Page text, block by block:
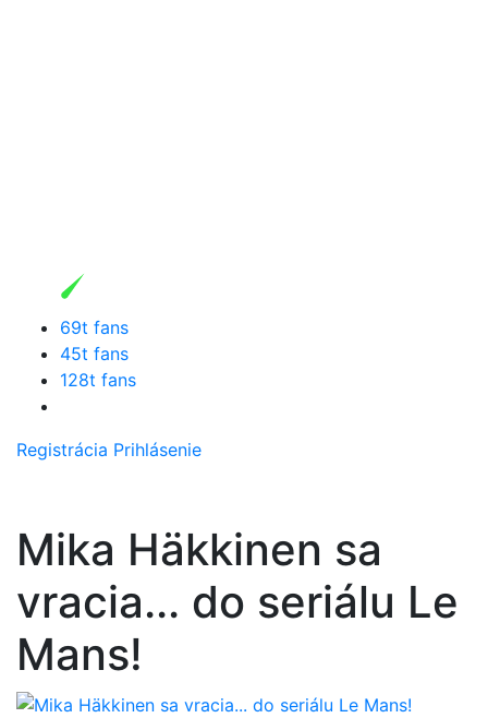
69t fans
45t fans
128t fans
Registrácia Prihlásenie
Mika Häkkinen sa
vracia... do seriálu Le
Mans!